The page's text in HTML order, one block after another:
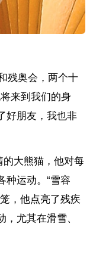
残奥会，两个十
来到我们的身
好朋友，我也非
的大熊猫，他对每
种运动。“雪容
，他点亮了残疾
尤其在滑雪、